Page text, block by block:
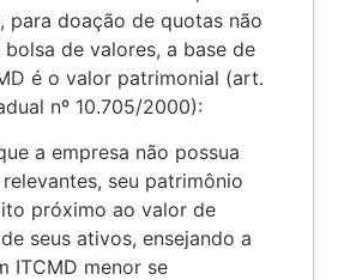
para doação de quotas não
de valores, a base de
é o valor patrimonial (art.
nº 10.705/2000):
a empresa não possua
seu patrimônio
próximo ao valor de
seus ativos, ensejando a
ITCMD menor se